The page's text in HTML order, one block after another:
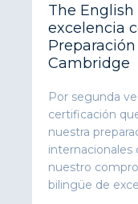
The
excelencia
Cambridge
Por segunda
certificación
nuestra
internacionales
nuestro
bilingüe de